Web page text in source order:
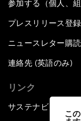
こ
参加する（個人、組
プレスリリース登録
ニュースレター購読
連絡先 (英語のみ)
リンク
サステナビリティへ